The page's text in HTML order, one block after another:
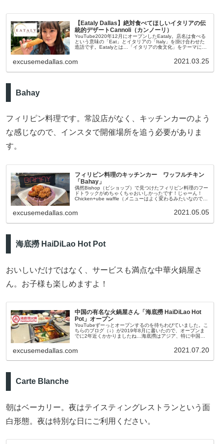
【Eataly Dallas】絶対食べてほしいイタリアの伝
統的デザートCannoli（カンノーリ）
YouTube2020年12月にオープンしたEataly。店名は食べる
という意味の「Eat」とイタリアの「Italy」を掛け合わせた
造語です。Eatalyとは…「イタリアの食文化」をテーマに世
excusemedallas.com 2021.03.25
Bahay
フィリピン料理です。常設店がなく、キッチンカーのよう
な感じなので、インスタで開催場所を追う必要がありま
す。
フィリピン料理のキッチンカー ワッフルチキン
「Bahay」
偶然Bishop（ビショップ）で見つけたフィリピン料理のフー
ドトラックがめちゃくちゃおいしかったです！じゃーん！
Chicken+ube waffle（メニューはよく変わるみたいなのでな
excusemedallas.com 2021.05.05
海底撈 HaiDiLao Hot Pot
おいしいだけではなく、サービスも満点な中華火鍋屋さ
ん。お子様も楽しめますよ！
中国の有名な火鍋屋さん「海底撈 HaiDiLao Hot
Pot」オープン
YouTubeずーっとオープンするのを待ちわびていました。こ
ちらのブログ（↓）が2019年8月に書いたので、オープンま
でに2年近くかかりましたね…海底撈はアジア、特に中国で
excusemedallas.com 2021.07.20
Carte Blanche
朝はベーカリー。夜はテイスティングレストランという面
白形態。夜は特別な日にご利用ください。